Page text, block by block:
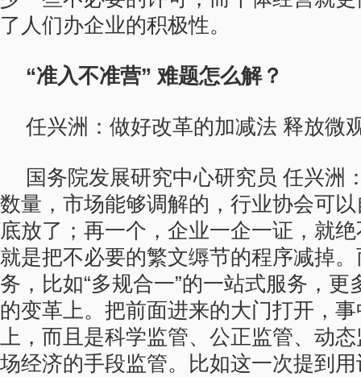
了人们办企业的积极性。
“准入不准营” 难题怎么解？
任兴洲：做好改革的加减法 释放微
国务院发展研究中心研究员 任兴洲
数量，市场能够调解的，行业协会可
底放了；再一个，企业一企一证，就
就是把不必要的繁文缛节的程序减掉
务，比如“多规合一”的一站式服务，更
的变革上。把前面进来的大门打开，
上，而且是科学监管、公正监管、动
场经济的手段监管。比如这一次提到